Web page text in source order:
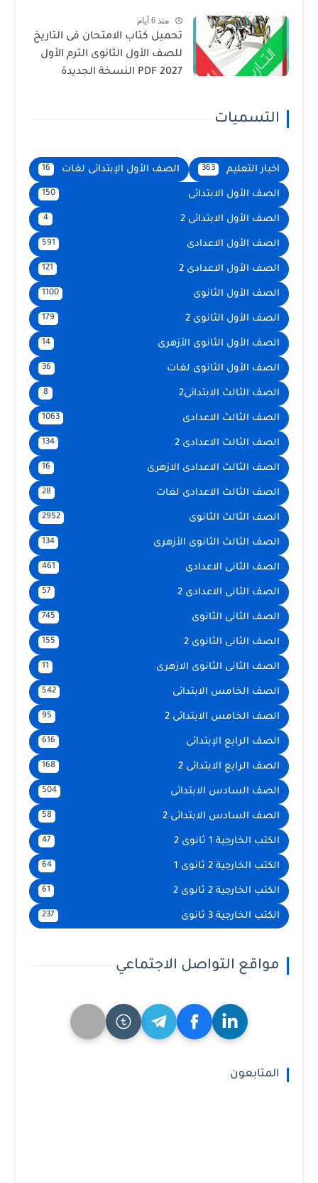
منذ 6 أيام
تحميل كتاب الامتحان فى التاريخ
للصف الأول الثانوى الترم الأول
2027 PDF النسخة الجديدة
التسميات
اخبار التعليم 363 الصف الأول الإبتدائى لغات 16
الصف الأول الابتدائى 150
الصف الأول الابتدائى 2 4
الصف الأول الاعدادى 591
الصف الأول الاعدادى 2 121
الصف الأول الثانوى 1100
الصف الأول الثانوى 2 179
الصف الأول الثانوى الأزهرى 14
الصف الأول الثانوى لغات 36
الصف الثالث الابتدائى2 8
الصف الثالث الاعدادى 1063
الصف الثالث الاعدادى 2 134
الصف الثالث الاعدادى الازهرى 16
الصف الثالث الاعدادى لغات 28
الصف الثالث الثانوى 2952
الصف الثالث الثانوى الأزهرى 134
الصف الثانى الاعدادى 461
الصف الثانى الاعدادى 2 57
الصف الثانى الثانوى 745
الصف الثانى الثانوى 2 155
الصف الثانى الثانوى الازهرى 11
الصف الخامس الابتدائى 542
الصف الخامس الابتدائى 2 95
الصف الرابع الإبتدائى 616
الصف الرابع الابتدائى 2 168
الصف السادس الابتدائى 504
الصف السادس الابتدائى 2 58
الكتب الخارجية 1 ثانوى 2 47
الكتب الخارجية 2 ثانوى 1 64
الكتب الخارجية 2 ثانوى 2 61
الكتب الخارجية 3 ثانوى 237
مواقع التواصل الاجتماعي
المتابعون